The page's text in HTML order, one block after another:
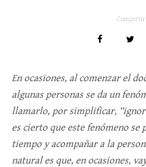
Compartir
En ocasiones, al comenzar el
algunas personas se da un
llamarlo, por simplificar,
es cierto que este fenómeno se
tiempo y acompañar a la
natural es que, en ocasiones,